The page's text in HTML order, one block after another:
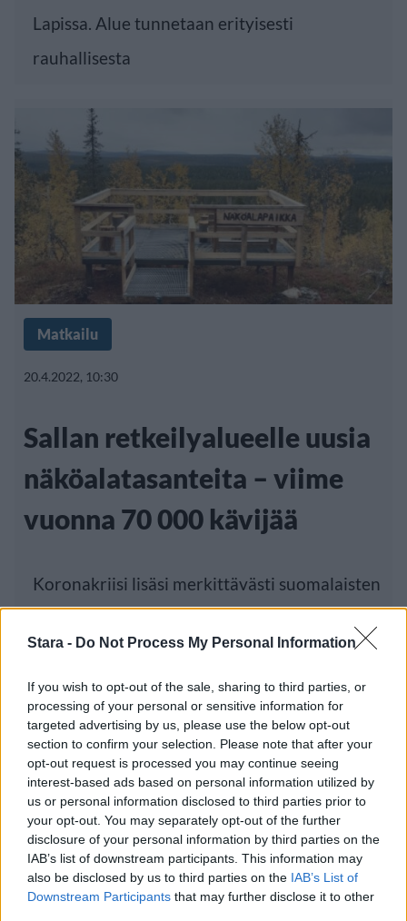
Stara - Do Not Process My Personal Information
If you wish to opt-out of the sale, sharing to third parties, or
processing of your personal or sensitive information for
targeted advertising by us, please use the below opt-out
section to confirm your selection. Please note that after your
opt-out request is processed you may continue seeing
interest-based ads based on personal information utilized by
us or personal information disclosed to third parties prior to
your opt-out. You may separately opt-out of the further
disclosure of your personal information by third parties on the
IAB’s list of downstream participants. This information may
also be disclosed by us to third parties on the IAB’s List of
Downstream Participants that may further disclose it to other
Lapissa. Alue tunnetaan erityisesti
rauhallisesta
Matkailu
20.4.2022, 10:30
Sallan retkeilyalueelle uusia
näköalatasanteita – viime
vuonna 70 000 kävijää
Koronakriisi lisäsi merkittävästi suomalaisten
vaellusreittejä, maastopyöräilyreittejä
Luetuimmat
PÄIVÄ VIIKKO KUUKAUSI
Leskeneläke ei kuulu kaikille – Kela
muistuttaa tärkeästä ikärajasta
Työnantaja ei hyväksynyt etälääkärin
sairauslomatodistuksia – neljälle ei
maksettu sairausajan palkkaa